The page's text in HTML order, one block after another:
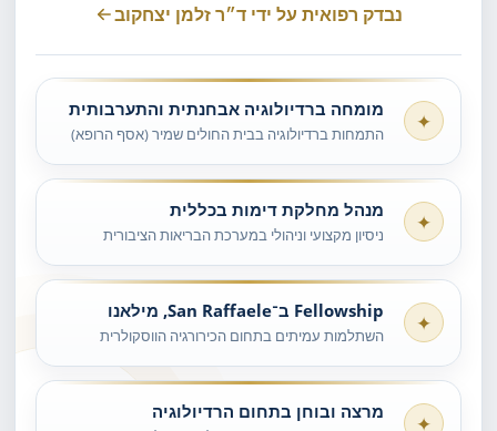
נבדק רפואית על ידי ד״ר זלמן יצחקוב
✦ מומחה ברדיולוגיה אבחנתית והתערבותית
התמחות ברדיולוגיה בבית החולים שמיר (אסף הרופא)
✦ מנהל מחלקת דימות בכללית
ניסיון מקצועי וניהולי במערכת הבריאות הציבורית
✦ Fellowship ב־San Raffaele, מילאנו
השתלמות עמיתים בתחום הכירורגיה הווסקולרית
✦ מרצה ובוחן בתחום הרדיולוגיה